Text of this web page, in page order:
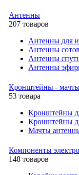
Антенны
207 товаров
Антенны для
Антенны
Антенны
Антенны
Кронштейны -
53 товара
Кронштейны
Кронштейны
Мачты
Компоненты
148 товаров